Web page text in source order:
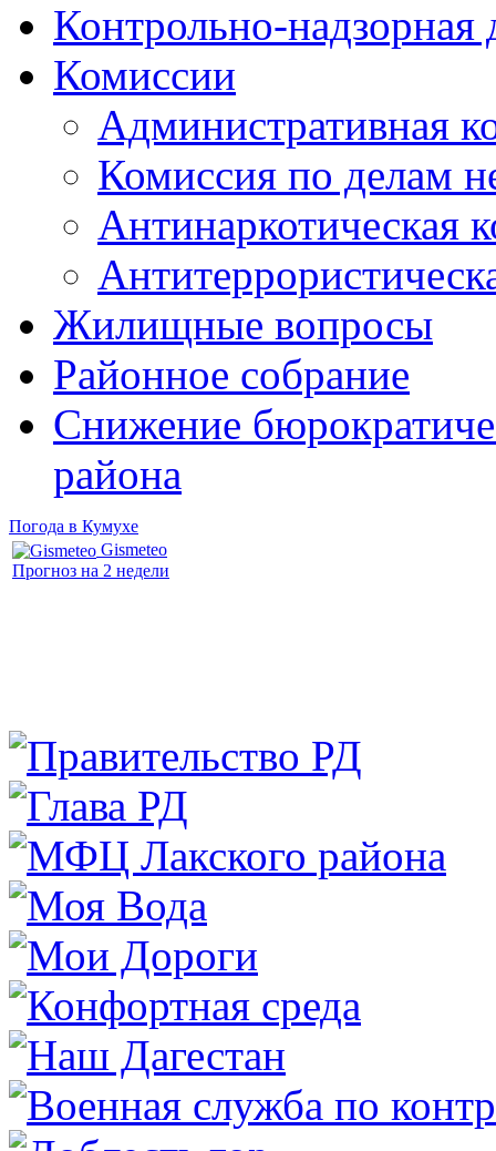
Контрольно-надзорная
Комиссии
Административная
Комиссия по делам
Антинаркотическая
Жилищные вопросы
Районное собрание
Снижение
района
Погода в Кумухе
Gismeteo
Прогноз на 2 недели